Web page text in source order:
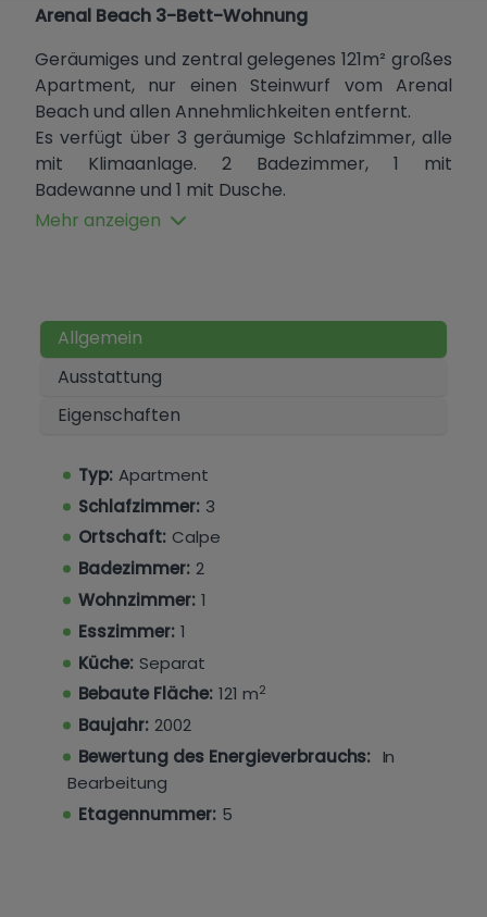
Arenal Beach 3-Bett-Wohnung
Geräumiges und zentral gelegenes 121m² großes
Apartment, nur einen Steinwurf vom Arenal
Beach und allen Annehmlichkeiten entfernt.
Es verfügt über 3 geräumige Schlafzimmer, alle
mit Klimaanlage. 2 Badezimmer, 1 mit
Badewanne und 1 mit Dusche.
Ein geräumiges Wohn-Esszimmer mit
Eine voll ausgestattete separate Küche mit
einer hinteren Terrasse, die als
Hauswirtschaftsraum dient.
im selben Gebäude.
Gemeinschaftspool.
Ideal für Familien, die Platz, Komfort und eine
fantastische Lage suchen.
Mehr anzeigen
Allgemein
Ausstattung
Eigenschaften
Typ: Apartment
Schlafzimmer: 3
Ortschaft: Calpe
Badezimmer: 2
Wohnzimmer: 1
Esszimmer: 1
Küche: Separat
Bebaute Fläche: 121 m2
Baujahr: 2002
Bewertung des Energieverbrauchs: In
Bearbeitung
Etagennummer: 5